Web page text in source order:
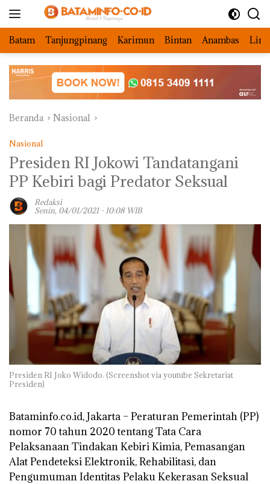
Batam Tanjungpinang Karimun Bintan Anambas
Beranda Nasional
Nasional
Presiden RI Jokowi Tandatangani
PP Kebiri bagi Predator Seksual
Redaksi
Senin, 04/01/2021 - 10:08 WIB
Presiden RI Joko Widodo. (Screenshot via youtube Sekretariat
Presiden)
Bataminfo.co.id, Jakarta – Peraturan Pemerintah (PP)
nomor 70 tahun 2020 tentang Tata Cara
Pelaksanaan Tindakan Kebiri Kimia, Pemasangan
Alat Pendeteksi Elektronik, Rehabilitasi, dan
Pengumuman Identitas Pelaku Kekerasan Seksual